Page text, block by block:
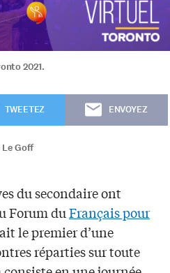
2021.
TWEETEZ ENVOYEZ
Goff
du secondaire ont
Forum duFrançais pour
le premier d’une
réparties sur toute